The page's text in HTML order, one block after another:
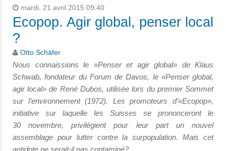
mardi, 21 avril 2015 09:40
Ecopop. Agir global, penser local
?
Otto Schäfer
Nous connaissions le «Penser et agir global» de Klaus
Schwab, fondateur du Forum de Davos, le «Penser global,
agir local» de René Dubos, utilisée lors du premier Sommet
sur l’environnement (1972). Les promoteurs d’«Ecopop»,
initiative sur laquelle les Suisses se prononceront le
30novembre, privilégient pour leur part un nouvel
assemblage pour lutter contre la surpopulation. Mais cet